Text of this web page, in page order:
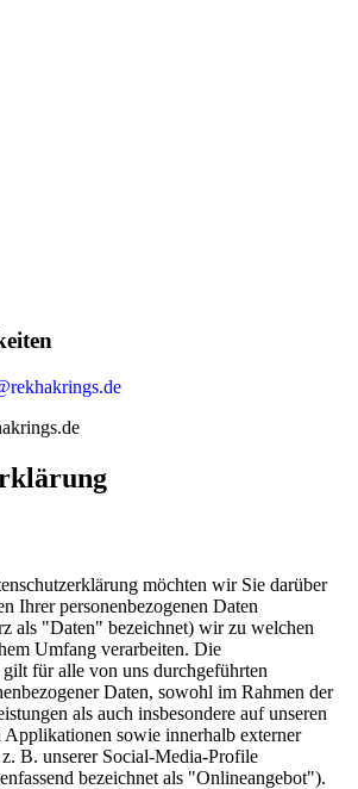
möchten wir Sie darüber
Ihrer personenbezogenen Daten
als "Daten" bezeichnet) wir zu welchen
Umfang verarbeiten. Die
für alle von uns durchgeführten
Daten, sowohl im Rahmen der
als auch insbesondere auf unseren
Applikationen sowie innerhalb externer
B. unserer Social-Media-Profile
bezeichnet als "Onlineangebot").